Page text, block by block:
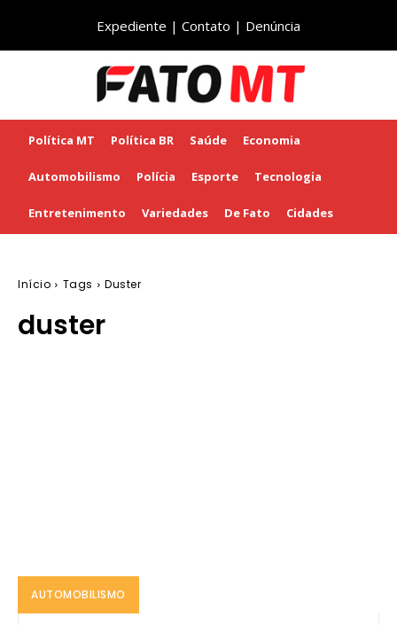
Expediente | Contato | Denúncia
Política MT Política BR Saúde Economia
Automobilismo Polícia Esporte Tecnologia
Entretenimento Variedades De Fato Cidades
Início Tags Duster
duster
AUTOMOBILISMO